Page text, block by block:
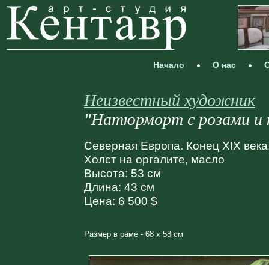
Начало О нас
Неизвестный художник
"Натюрморт с розами и
Северная Европа. Конец XIX
Холст на оргалите, масло
Высота: 53 см
Длина: 43 см
Цена: 6 500 $
Размер в раме - 68 х 58 см